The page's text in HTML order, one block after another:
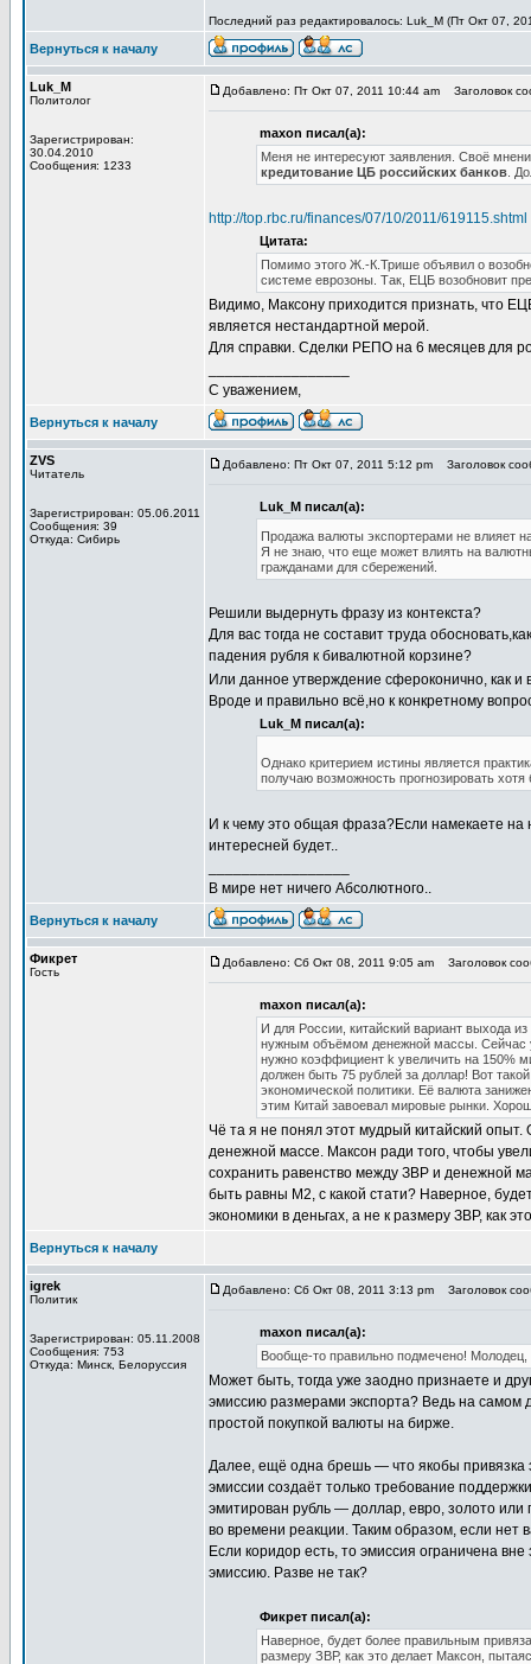
Последний раз редактировалось: Luk_M (Пт Окт 07,
Вернуться к началу
Luk_M
Политолог
Зарегистрирован:
30.04.2010
Сообщения: 1233
Добавлено: Пт Окт 07, 2011 10:44 am Заголовок
maxon писал(а):
Меня не интересуют заявления. Своё
кредитование ЦБ российских банков .
http://top.rbc.ru/finances/07/10/2011/619115.shtml
Цитата:
Помимо этого Ж.-К.Трише объявил о
системе еврозоны. Так, ЕЦБ возобновит
Видимо, Максону приходится признать, что
является нестандартной мерой.
Для справки. Сделки РЕПО на 6 месяцев для
С уважением,
Вернуться к началу
ZVS
Читатель
Зарегистрирован: 05.06.2011
Сообщения: 39
Откуда: Сибирь
Добавлено: Пт Окт 07, 2011 5:12 pm Заголовок
Luk_M писал(а):
Продажа валюты экспортерами не влияет
Я не знаю, что еще может влиять на
гражданами для сбережений.
Решили выдернуть фразу из контекста?
Для вас тогда не составит труда
падения рубля к бивалютной корзине?
Или данное утверждение сфероконично, как и
Вроде и правильно всё,но к конкретному
Luk_M писал(а):
Однако критерием истины является
получаю возможность прогнозировать
И к чему это общая фраза?Если намекаете на
интересней будет..
В мире нет ничего Абсолютного..
Вернуться к началу
Фикрет
Гость
Добавлено: Сб Окт 08, 2011 9:05 am Заголовок
maxon писал(а):
И для России, китайский вариант выхода
нужным объёмом денежной массы. Сейчас
нужно коэффициент k увеличить на 150%
должен быть 75 рублей за доллар! Вот
экономической политики. Её валюта
этим Китай завоевал мировые рынки.
Чё та я не понял этот мудрый китайский
денежной массе. Максон ради того, чтобы
сохранить равенство между ЗВР и денежной
быть равны М2, с какой стати? Наверное,
экономики в деньгах, а не к размеру ЗВР, как
Вернуться к началу
igrek
Политик
Зарегистрирован: 05.11.2008
Сообщения: 753
Откуда: Минск, Белоруссия
Добавлено: Сб Окт 08, 2011 3:13 pm Заголовок
maxon писал(а):
Вообще-то правильно подмечено!
Может быть, тогда уже заодно признаете и
эмиссию размерами экспорта? Ведь на самом
простой покупкой валюты на бирже.
Далее, ещё одна брешь — что якобы привязка
эмиссии создаёт только требование
эмитирован рубль — доллар, евро, золото или
во времени реакции. Таким образом, если нет
Если коридор есть, то эмиссия ограничена
эмиссию. Разве не так?
Фикрет писал(а):
Наверное, будет более правильным
размеру ЗВР, как это делает Максон,